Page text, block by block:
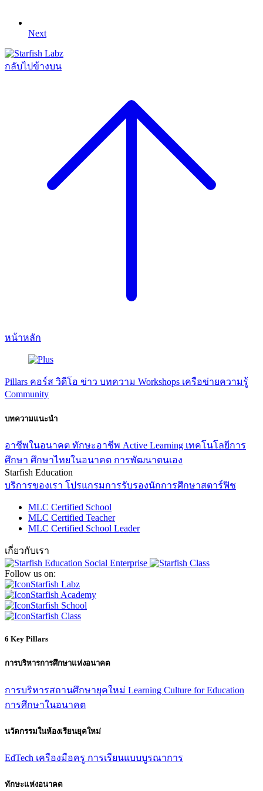
Next
กลับไปข้างบน
หน้าหลัก
Pillars คอร์ส วิดีโอ ข่าว บทความ Workshops เครือข่ายความรู้
Community
บทความแนะนำ
อาชีพในอนาคต ทักษะอาชีพ Active Learning เทคโนโลยีการ
ศึกษา ศึกษาไทยในอนาคต การพัฒนาตนเอง
Starfish Education
บริการของเรา โปรแกรมการรับรองนักการศึกษาสตาร์ฟิช
MLC Certified School
MLC Certified Teacher
MLC Certified School Leader
เกี่ยวกับเรา
Follow us on:
Starfish Labz
Starfish Academy
Starfish School
Starfish Class
6 Key Pillars
การบริหารการศึกษาแห่งอนาคต
การบริหารสถานศึกษายุคใหม่ Learning Culture for Education
การศึกษาในอนาคต
นวัตกรรมในห้องเรียนยุคใหม่
EdTech เครืองมือครู การเรียนแบบบูรณาการ
ทักษะแห่งอนาคต